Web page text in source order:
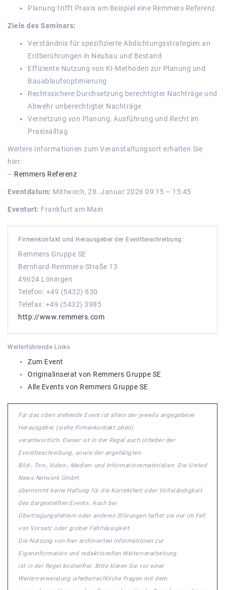
Planung trifft Praxis am Beispiel eine Remmers Referenz
Ziele des Seminars:
Verständnis für spezifizierte Abdichtungsstrategien an
Erdberührungen in Neubau und Bestand
Effiziente Nutzung von KI-Methoden zur Planung und
Bauablaufsoptimierung
Rechtssichere Durchsetzung berechtigter Nachträge und
Abwehr unberechtigter Nachträge
Vernetzung von Planung, Ausführung und Recht im
Praxisalltag
Weitere Informationen zum Veranstaltungsort erhalten Sie
hier:
– Remmers Referenz
Eventdatum: Mittwoch, 28. Januar 2026 09:15 – 15:45
Eventort: Frankfurt am Main
Firmenkontakt und Herausgeber der Eventbeschreibung:
Remmers Gruppe SE
Bernhard-Remmers-Straße 13
49624 Löningen
Telefon: +49 (5432) 830
Telefax: +49 (5432) 3985
http://www.remmers.com
Weiterführende Links
Zum Event
Originalinserat von Remmers Gruppe SE
Alle Events von Remmers Gruppe SE
Für das oben stehende Event ist allein der jeweils angegebene
Herausgeber (siehe Firmenkontakt oben)
verantwortlich. Dieser ist in der Regel auch Urheber der
Eventbeschreibung, sowie der angehängten
Bild-, Ton-, Video-, Medien- und Informationsmaterialien. Die United
News Network GmbH
übernimmt keine Haftung für die Korrektheit oder Vollständigkeit
des dargestellten Events. Auch bei
Übertragungsfehlern oder anderen Störungen haftet sie nur im Fall
von Vorsatz oder grober Fahrlässigkeit.
Die Nutzung von hier archivierten Informationen zur
Eigeninformation und redaktionellen Weiterverarbeitung
ist in der Regel kostenfrei. Bitte klären Sie vor einer
Weiterverwendung urheberrechtliche Fragen mit dem